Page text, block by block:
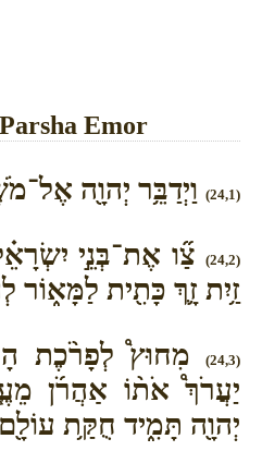
Emor
(24,1) וַיְדַבֵּ֥ר יְהוָ֖ה
(24,2)
צַ֞ו אֶת־בְּנֵ֣י
זַ֥יִת זָ֛ךְ כָּתִ֖ית לַמָּא֑וֹר
(24,3)
מִחוּץ֩ לְפָרֹ֨כֶת
יַעֲרֹךְ֩ אֹת֨וֹ אַהֲרֹ֜ן
יְהוָ֖ה תָּמִ֑יד חֻקַּ֥ת